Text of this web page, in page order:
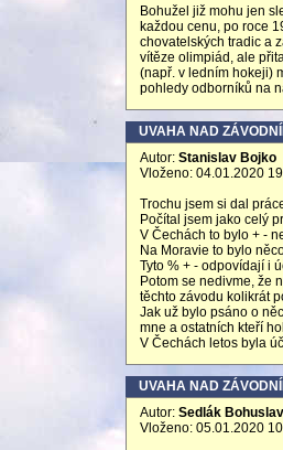
Bohužel již mohu jen
každou cenu, po roce
chovatelských tradic a
vítěze olimpiád, ale
(např. v ledním hokeji)
pohledy odborníků na
UVAHA NAD
Autor: Stanislav Bojko
Vloženo: 04.01.2020
Trochu jsem si dal
Počítal jsem jako celý
V Čechách to bylo + -
Na Moravie to bylo
Tyto % + - odpovídají i
Potom se nedivme, že
těchto závodu kolikrát
Jak už bylo psáno o
mne a ostatních kteří
V Čechách letos byla
UVAHA NAD
Autor: Sedlák Bohuslav
Vloženo: 05.01.2020